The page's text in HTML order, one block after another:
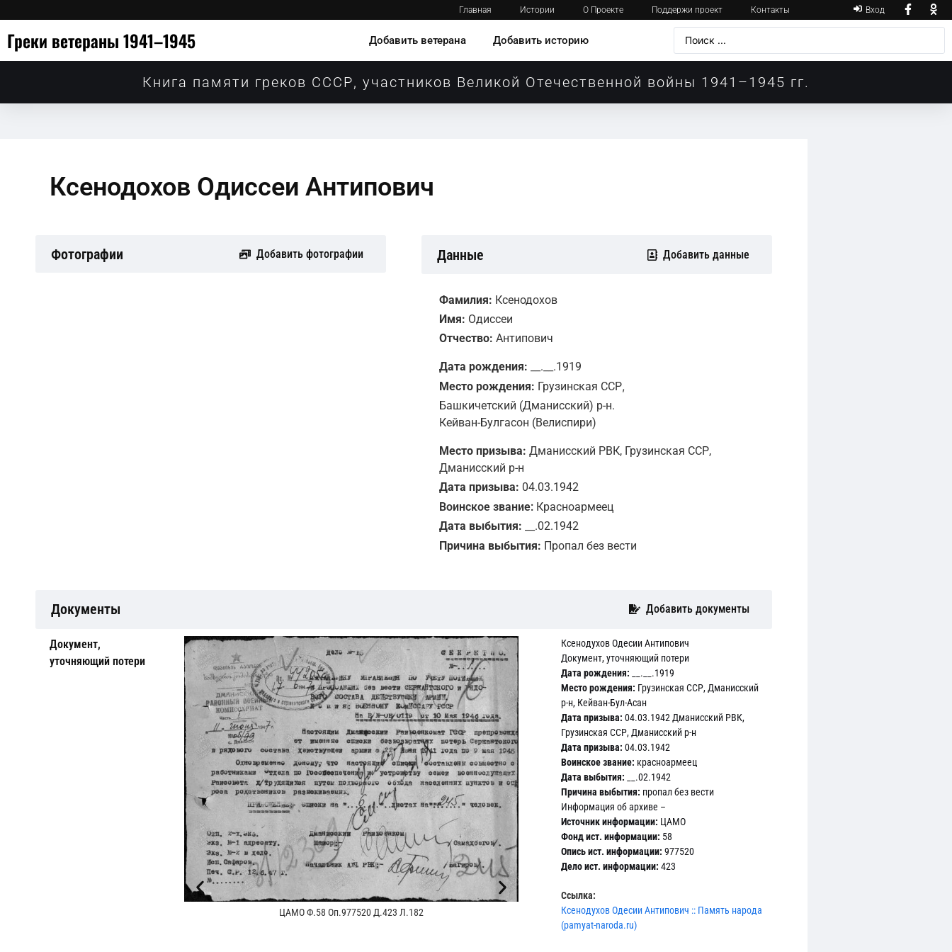
Главная Истории О Проекте Поддержи проект Контакты Вход
Греки ветераны 1941–1945 Добавить ветерана Добавить историю
Книга памяти греков СССР, участников Великой Отечественной войны 1941–1945 гг.
Ксенодохов Одиссеи Антипович
Фотографии Добавить фотографии Данные Добавить данные
Фамилия: Ксенодохов
Имя: Одиссеи
Отчество: Антипович
Дата рождения: __.__.1919
Место рождения: Грузинская ССР,
Башкичетский (Дманисский) р-н.
Кейван-Булгасон (Велиспири)
Место призыва: Дманисский РВК, Грузинская ССР,
Дманисский р-н
Дата призыва: 04.03.1942
Воинское звание: Красноармеец
Дата выбытия: __.02.1942
Причина выбытия: Пропал без вести
Документы Добавить документы
Документ,
уточняющий потери
ЦАМО Ф.58 Оп.977520 Д.423 Л.182
Ксенодухов Одесии Антипович
Документ, уточняющий потери
Дата рождения: __.__.1919
Место рождения: Грузинская ССР, Дманисский
р-н, Кейван-Бул-Асан
Дата призыва: 04.03.1942 Дманисский РВК,
Грузинская ССР, Дманисский р-н
Дата призыва: 04.03.1942
Воинское звание: красноармеец
Дата выбытия: __.02.1942
Причина выбытия: пропал без вести
Информация об архиве –
Источник информации: ЦАМО
Фонд ист. информации: 58
Опись ист. информации: 977520
Дело ист. информации: 423
Ссылка:
Ксенодухов Одесии Антипович :: Память народа
(pamyat-naroda.ru)